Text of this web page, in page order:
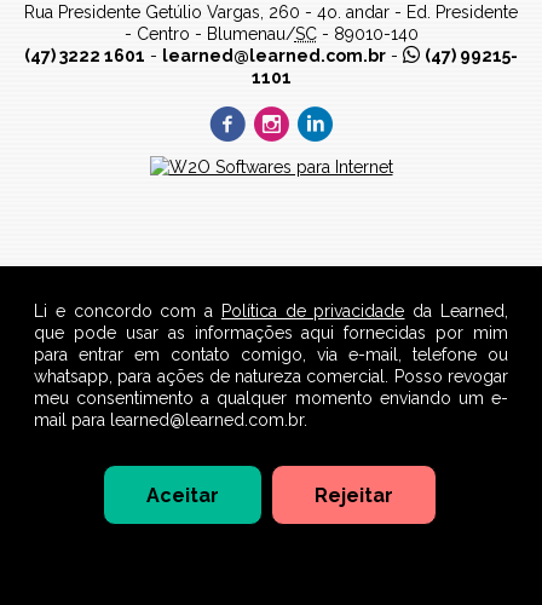
Learned
Associados
Rua Presidente Getúlio Vargas, 260 - 4o. andar - Ed. Presidente
- Centro - Blumenau/SC- 89010-140
(47) 3222 1601 - learned@learned.com.br -
(47) 99215-
1101
Li e concordo com a Política de privacidade da Learned,
que pode usar as informações aqui fornecidas por mim
para entrar em contato comigo, via e-mail, telefone ou
whatsapp, para ações de natureza comercial. Posso revogar
meu consentimento a qualquer momento enviando um e-
mail para learned@learned.com.br.
Aceitar Rejeitar